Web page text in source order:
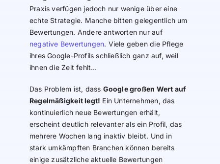
Praxis verfügen jedoch nur wenige über eine
echte Strategie. Manche bitten gelegentlich um
Bewertungen. Andere antworten nur auf
negative Bewertungen. Viele geben die Pflege
ihres Google-Profils schließlich ganz auf, weil
ihnen die Zeit fehlt…
Das Problem ist, dass Google großen Wert auf
Regelmäßigkeit legt! Ein Unternehmen, das
kontinuierlich neue Bewertungen erhält,
erscheint deutlich relevanter als ein Profil, das
mehrere Wochen lang inaktiv bleibt. Und in
stark umkämpften Branchen können bereits
einige zusätzliche aktuelle Bewertungen